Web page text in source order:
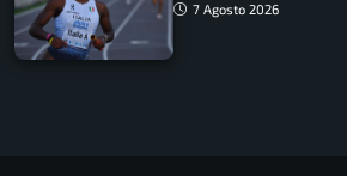
7 Agosto 2026